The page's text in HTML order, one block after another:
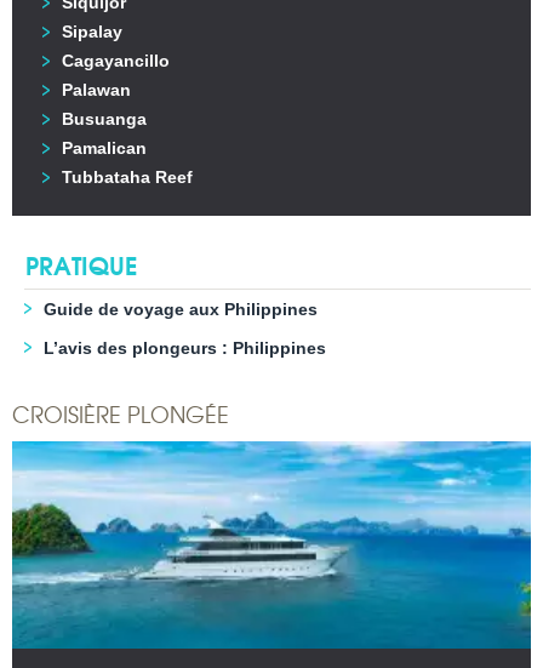
Sipalay
Cagayancillo
Palawan
Busuanga
Pamalican
Tubbataha Reef
PRATIQUE
Guide de voyage aux Philippines
L’avis des plongeurs : Philippines
CROISIÈRE PLONGÉE